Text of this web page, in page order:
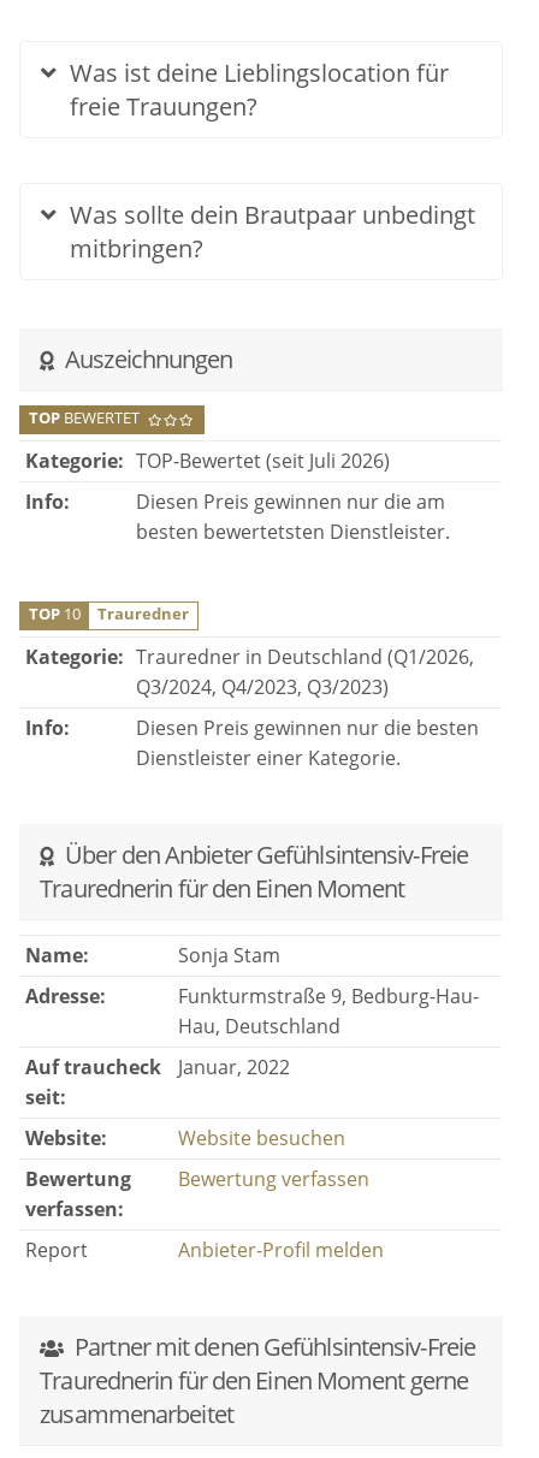
Was ist deine Lieblingslocation für
freie Trauungen?
Was sollte dein Brautpaar unbedingt
mitbringen?
Auszeichnungen
TOP BEWERTET
Kategorie: TOP-Bewertet (seit Juli 2026)
Info:
Diesen Preis gewinnen nur die am
besten bewertetsten Dienstleister.
TOP 10 Trauredner
Kategorie: Trauredner in Deutschland (Q1/2026,
Q3/2024, Q4/2023, Q3/2023)
Info:
Diesen Preis gewinnen nur die besten
Dienstleister einer Kategorie.
Über den Anbieter Gefühlsintensiv-Freie
Traurednerin für den Einen Moment
Name:
Sonja Stam
Adresse:
Funkturmstraße 9, Bedburg-Hau-
Hau, Deutschland
Auf traucheck
seit:
Januar, 2022
Website:
Website besuchen
Bewertung
verfassen:
Bewertung verfassen
Report Anbieter-Profil melden
Partner mit denen Gefühlsintensiv-Freie
Traurednerin für den Einen Moment gerne
zusammenarbeitet